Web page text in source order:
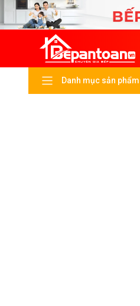
Danh mục sản phẩm